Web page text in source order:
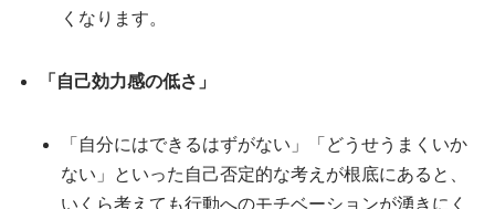
くなります。
「自己効力感の低さ」
「自分にはできるはずがない」「どうせうまくいか
ない」といった自己否定的な考えが根底にあると、
いくら考えても行動へのモチベーションが湧きにく